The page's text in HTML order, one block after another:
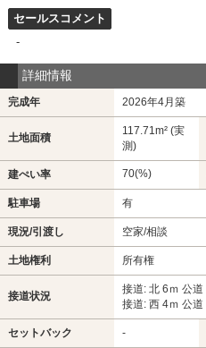
セールスコメント
-
詳細情報
完成年 2026年4月築
土地面積
117.71m² (実
測)
建ぺい率 70(%)
駐車場 有
現況/引渡し 空家/相談
土地権利 所有権
接道状況
接道: 北 6ｍ 公道
接道: 西 4ｍ 公道
セットバック -